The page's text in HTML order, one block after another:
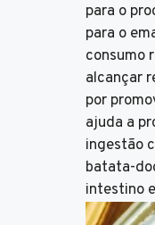
para o
para o
consumo
alcançar
por
ajuda a
ingestão
batata-
intestino